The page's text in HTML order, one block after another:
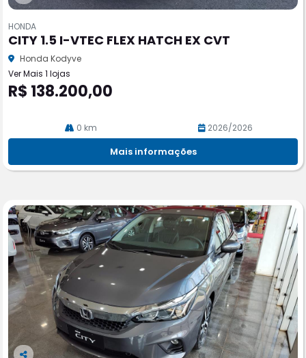
Co
pa
rtil
he
HONDA
CITY 1.5 I-VTEC FLEX HATCH EX CVT
Honda Kodyve
Ver Mais 1 lojas
R$ 138.200,00
0 km 2026/2026
Mais informações